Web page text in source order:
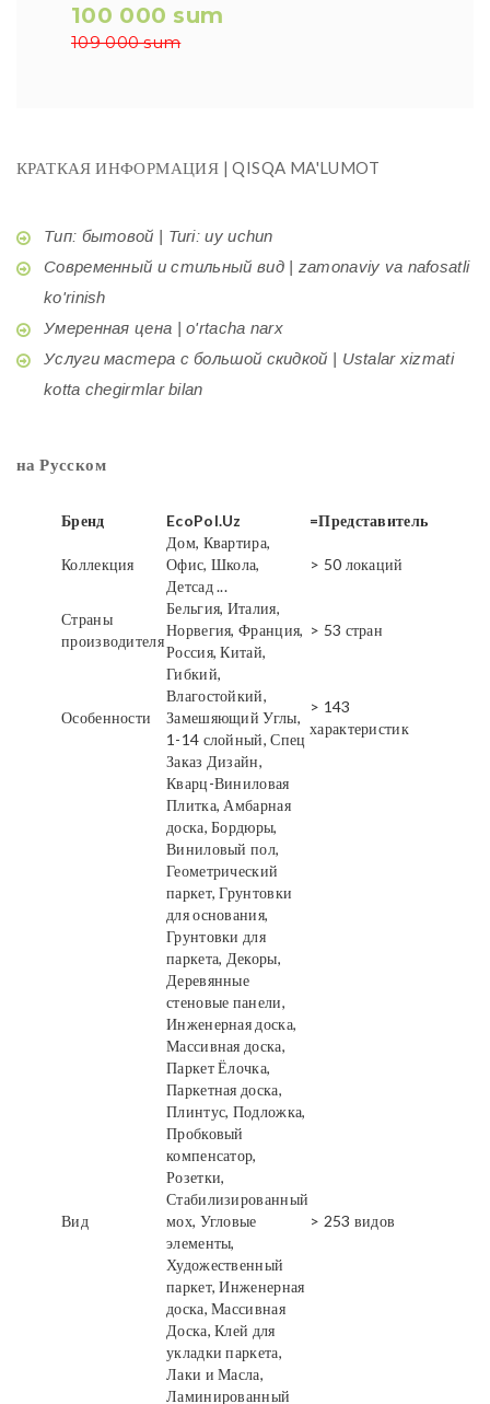
100 000 sum
109 000 sum
КРАТКАЯ ИНФОРМАЦИЯ | QISQA MA'LUMOT
Тип: бытовой | Turi: uy uchun
Современный и стильный вид | zamonaviy va nafosatli
ko'rinish
Умеренная цена | o'rtacha narx
Услуги мастера с большой скидкой | Ustalar xizmati
kotta chegirmlar bilan
на Русском
Бренд EcoPol.Uz =Представитель
Коллекция
Дом, Квартира,
Офис, Школа,
Детсад ...
> 50 локаций
Страны
производителя
Бельгия, Италия,
Норвегия, Франция,
Россия, Китай,
> 53 стран
Особенности
Гибкий,
Влагостойкий,
Замешяющий Углы,
1-14 слойный, Спец
Заказ Дизайн,
> 143
характеристик
Вид
Кварц-Виниловая
Плитка, Амбарная
доска, Бордюры,
Виниловый пол,
Геометрический
паркет, Грунтовки
для основания,
Грунтовки для
паркета, Декоры,
Деревянные
стеновые панели,
Инженерная доска,
Массивная доска,
Паркет Ёлочка,
Паркетная доска,
Плинтус, Подложка,
Пробковый
компенсатор,
Розетки,
Стабилизированный
мох, Угловые
элементы,
Художественный
паркет, Инженерная
доска, Массивная
Доска, Клей для
укладки паркета,
Лаки и Масла,
Ламинированный
> 253 видов